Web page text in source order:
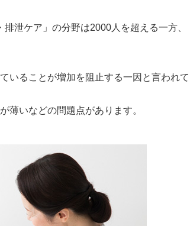
・排泄ケア」の分野は2000人を超える一方、
いることが増加を阻止する一因と言われて
薄いなどの問題点があります。